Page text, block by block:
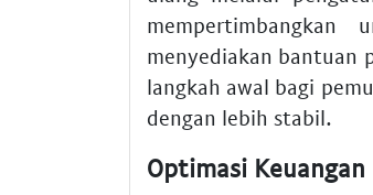
mempertimbangkan
menyediakan bantuan
langkah awal bagi
dengan lebih stabil.
Optimasi